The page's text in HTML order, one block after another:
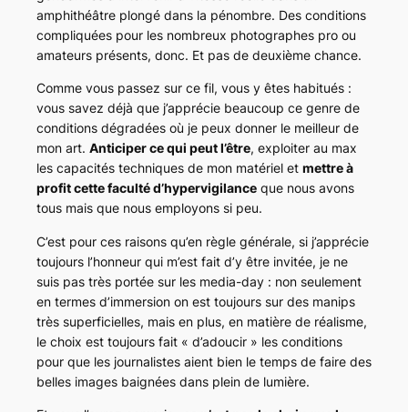
amphithéâtre plongé dans la pénombre. Des conditions
compliquées pour les nombreux photographes pro ou
amateurs présents, donc. Et pas de deuxième chance.
Comme vous passez sur ce fil, vous y êtes habitués :
vous savez déjà que j’apprécie beaucoup ce genre de
conditions dégradées où je peux donner le meilleur de
mon art. Anticiper ce qui peut l’être, exploiter au max
les capacités techniques de mon matériel et mettre à
profit cette faculté d’hypervigilance que nous avons
tous mais que nous employons si peu.
C’est pour ces raisons qu’en règle générale, si j’apprécie
toujours l’honneur qui m’est fait d’y être invitée, je ne
suis pas très portée sur les media-day : non seulement
en termes d’immersion on est toujours sur des manips
très superficielles, mais en plus, en matière de réalisme,
le choix est toujours fait « d’adoucir » les conditions
pour que les journalistes aient bien le temps de faire des
belles images baignées dans plein de lumière.